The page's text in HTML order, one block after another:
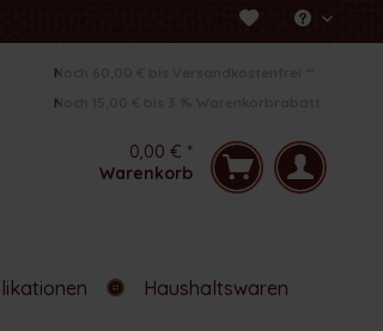
Noch
Noch
Noch
Noch
0,00 € *
Warenkorb
Haushaltswaren